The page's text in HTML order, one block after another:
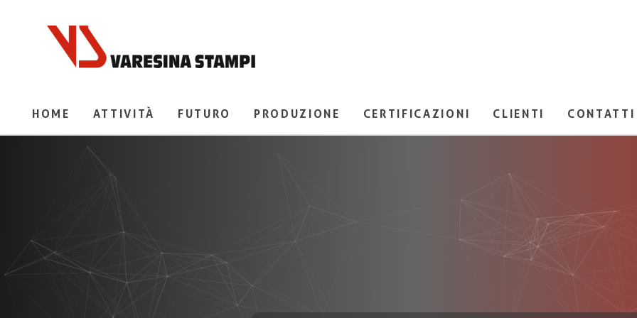
HOME ATTIVITÀ FUTURO PRODUZIONE CERTIFICAZIONI CLIENTI CONTATTI